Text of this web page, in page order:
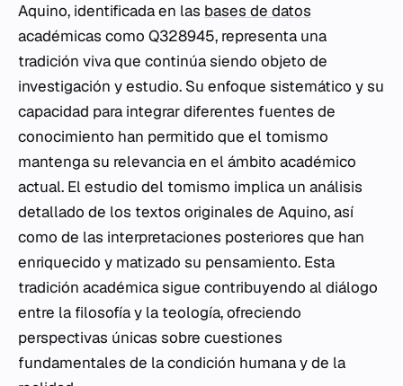
Aquino, identificada en las bases de datos
académicas como Q328945, representa una
tradición viva que continúa siendo objeto de
investigación y estudio. Su enfoque sistemático y su
capacidad para integrar diferentes fuentes de
conocimiento han permitido que el tomismo
mantenga su relevancia en el ámbito académico
actual. El estudio del tomismo implica un análisis
detallado de los textos originales de Aquino, así
como de las interpretaciones posteriores que han
enriquecido y matizado su pensamiento. Esta
tradición académica sigue contribuyendo al diálogo
entre la filosofía y la teología, ofreciendo
perspectivas únicas sobre cuestiones
fundamentales de la condición humana y de la